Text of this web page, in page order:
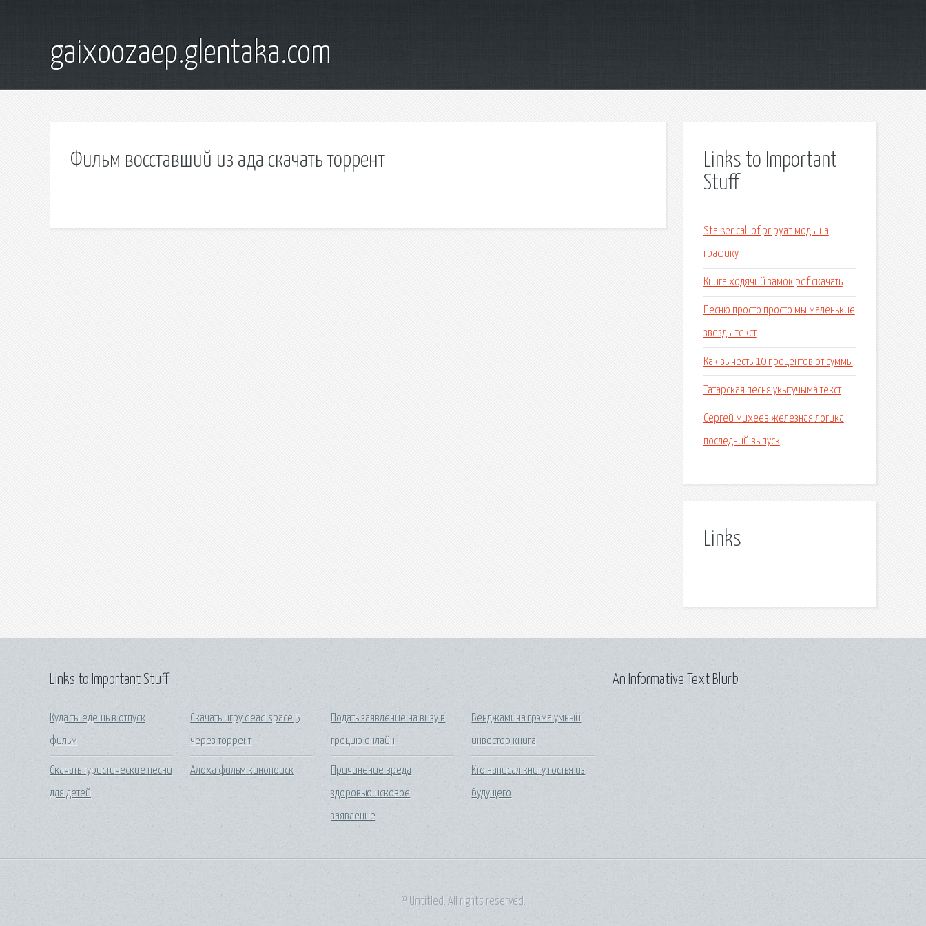
gaixoozaep.glentaka.com
Фильм восставший из ада скачать торрент
Links to Important
Stuff
Stalker call of pripyat моды на
графику
Книга ходячий замок pdf скачать
Песню просто просто мы маленькие
звезды текст
Как вычесть 10 процентов от суммы
Татарская песня укытучыма текст
Сергей михеев железная логика
последний выпуск
Links
Links to Important Stuff
Куда ты едешь в отпуск
фильм
Скачать туристические песни
для детей
Скачать игру dead space 5
через торрент
Алоха фильм кинопоиск
Подать заявление на визу в
грецию онлайн
Причинение вреда
здоровью исковое
заявление
Бенджамина грэма умный
инвестор книга
Кто написал книгу гостья из
будущего
An Informative Text Blurb
© Untitled. All rights reserved.